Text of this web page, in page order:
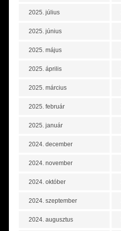
2025. július
2025. június
2025. május
2025. április
2025. március
2025. február
2025. január
2024. december
2024. november
2024. október
2024. szeptember
2024. augusztus